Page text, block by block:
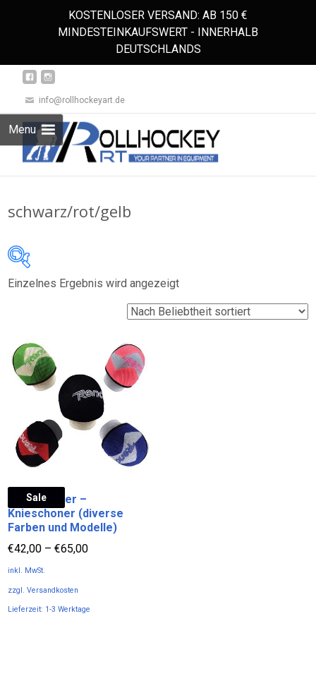
KOSTENLOSER VERSAND: AB 150 €
MINDESTEINKAUFSWERT - INNERHALB
DEUTSCHLANDS
info@rollhockeyart.de
Menu
schwarz/rot/gelb
Einzelnes Ergebnis wird angezeigt
Sale
Reno Master –
Knieschoner (diverse
Farben und Modelle)
€42,00 –€65,00
inkl. MwSt.
zzgl.Versandkosten
Lieferzeit: 1-3 Werktage